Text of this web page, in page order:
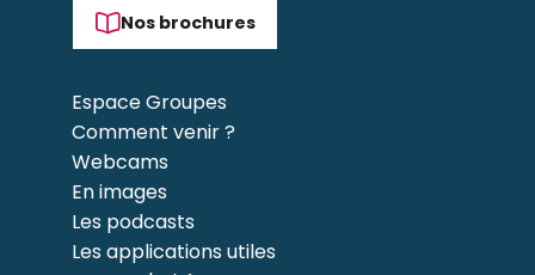
Nos brochures
Espace Groupes
Comment venir ?
Webcams
En images
Les podcasts
Les applications utiles